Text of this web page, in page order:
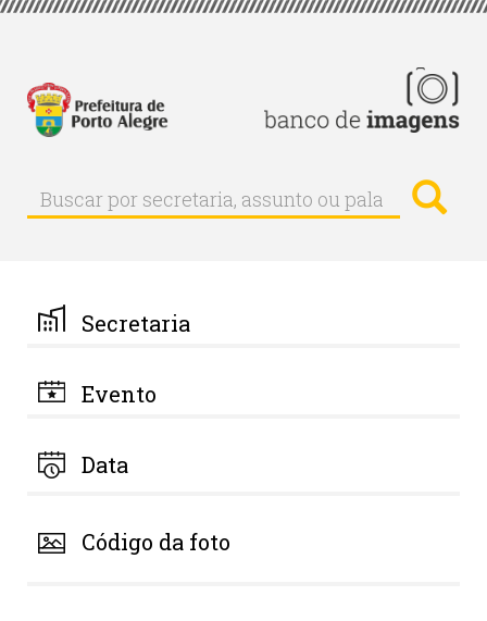
Pular
principal
Buscar
Buscar
por
palavra-
chave
Secretaria
Evento
Data
Código da foto